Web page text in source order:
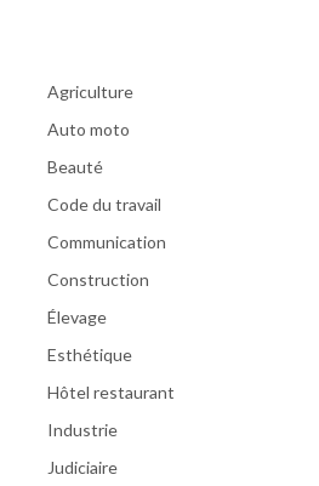
Agriculture
Auto moto
Beauté
Code du travail
Communication
Construction
Élevage
Esthétique
Hôtel restaurant
Industrie
Judiciaire